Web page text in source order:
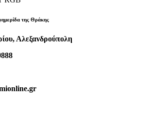
της Θράκης
Αλεξανδρούπολη